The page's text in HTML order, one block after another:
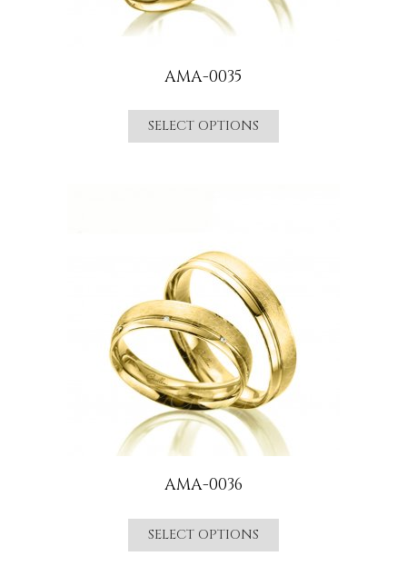
AMA-0035
SELECT OPTIONS
AMA-0036
SELECT OPTIONS